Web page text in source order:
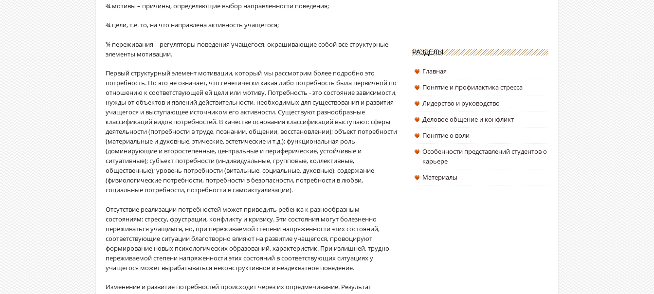
¾ мотивы – причины, определяющие выбор направленности поведения;
¾ цели, т.е. то, на что направлена активность учащегося;
¾ переживания – регуляторы поведения учащегося, окрашивающие собой все структурные
элементы мотивации.
Первый структурный элемент мотивации, который мы рассмотрим более подробно это
потребность. Но это не означает, что генетически какая либо потребность была первичной по
отношению к соответствующей ей цели или мотиву. Потребность - это состояние зависимости,
нужды от объектов и явлений действительности, необходимых для существования и развития
учащегося и выступающее источником его активности. Существуют разнообразные
классификаций видов потребностей. В качестве основания классификаций выступают: сферы
деятельности (потребности в труде, познании, общении, восстановлении); объект потребности
(материальные и духовные, этические, эстетические и т.д.); функциональная роль
(доминирующие и второстепенные, центральные и периферические, устойчивые и
ситуативные); субъект потребности (индивидуальные, групповые, коллективные,
общественные); уровень потребности (витальные, социальные, духовные), содержание
(физиологические потребности, потребности в безопасности, потребности в любви,
социальные потребности, потребности в самоактуализации).
Отсутствие реализации потребностей может приводить ребенка к разнообразным
состояниям: стрессу, фрустрации, конфликту и кризису. Эти состояния могут болезненно
переживаться учащимся, но, при переживаемой степени напряженности этих состояний,
соответствующие ситуации благотворно влияют на развитие учащегося, провоцируют
формирование новых психологических образований, характеристик. При излишней, трудно
переживаемой степени напряженности этих состояний в соответствующих ситуациях у
учащегося может вырабатываться неконструктивное и неадекватное поведение.
Изменение и развитие потребностей происходит через их опредмечивание. Результат
РАЗДЕЛЫ
Главная
Понятие и профилактика стресса
Лидерство и руководство
Деловое общение и конфликт
Понятие о воли
Особенности представлений студентов о
карьере
Материалы